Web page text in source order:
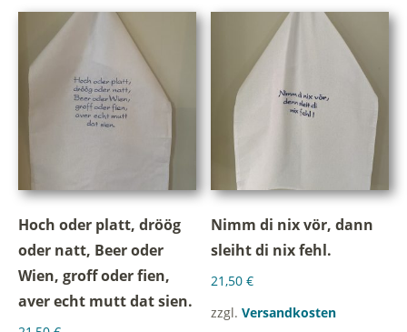
Hoch oder platt, dröög
oder natt, Beer oder
Wien, groff oder fien,
aver echt mutt dat sien.
Nimm di nix vör, dann
sleiht di nix fehl.
21,50€
zzgl.Versandkosten